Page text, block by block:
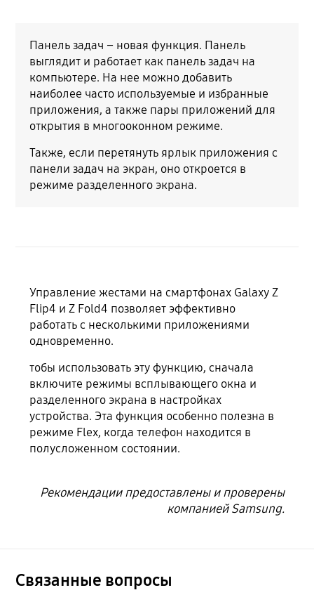
Панель задач – новая функция. Панель
выглядит и работает как панель задач на
компьютере. На нее можно добавить
наиболее часто используемые и избранные
приложения, а также пары приложений для
открытия в многооконном режиме.
Также, если перетянуть ярлык приложения с
панели задач на экран, оно откроется в
режиме разделенного экрана.
Управление жестами на смартфонах Galaxy Z
Flip4 и Z Fold4 позволяет эффективно
работать с несколькими приложениями
одновременно.
тобы использовать эту функцию, сначала
включите режимы всплывающего окна и
разделенного экрана в настройках
устройства. Эта функция особенно полезна в
режиме Flex, когда телефон находится в
полусложенном состоянии.
Рекомендации предоставлены и проверены
компанией Samsung.
Связанные вопросы